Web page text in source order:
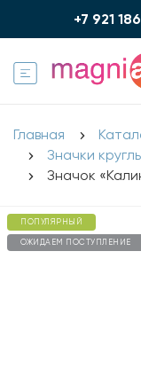
+7 921
Главная
Значки
Значок
ПОПУЛЯРНЫЙ
ОЖИДАЕМ ПОСТУПЛЕНИЕ